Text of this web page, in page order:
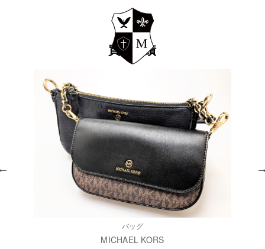
買取実績
バッグ
MICHAEL KORS